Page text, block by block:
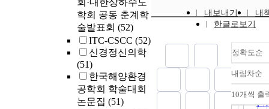
회·대한상하수도
학회 공동 춘계학
술발표회 (52)
ITC-CSCC (52)
신경정신의학
(51)
한국해양환경
공학회 학술대회
논문집 (51)
내보내기
내
한글로보기
정확도순
정
순
인
내림차순
내
10개씩 출